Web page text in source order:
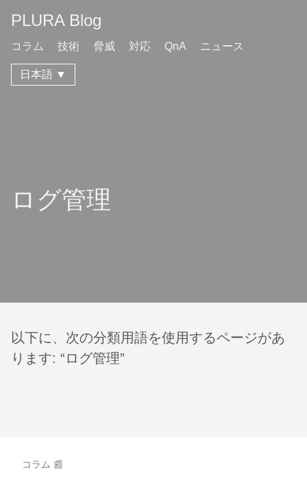
PLURA Blog
コラム 技術 脅威 対応 QnA ニュース
日本語 ▼
ログ管理
以下に、次の分類用語を使用するページがあ
ります: “ログ管理”
コラム 📰